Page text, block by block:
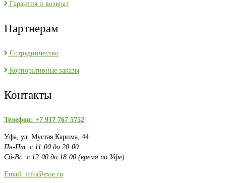
Гарантия и возврат
Партнерам
Сотрудничество
Корпоративные заказы
Контакты
Телефон: +7 917 767 5752
Уфа, ул. Мустая Карима, 44
Пн-Пт: с 11:00 до 20:00
Сб-Вс: с 12:00 до 18:00 (время по Уфе)
Email: info@exje.ru